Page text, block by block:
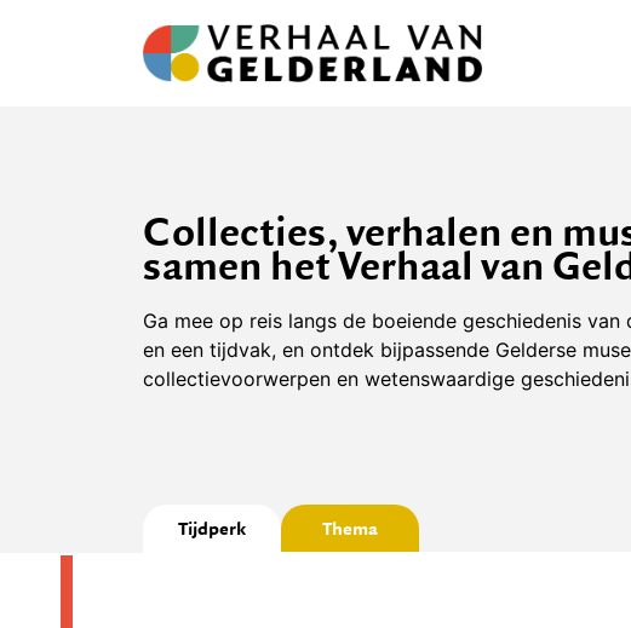
Collecties, verhalen en
samen het Verhaal van
Ga mee op reis langs de boeiende geschiedenis
en een tijdvak, en ontdek bijpassende Gelderse
collectievoorwerpen en wetenswaardige
Tijdperk Thema